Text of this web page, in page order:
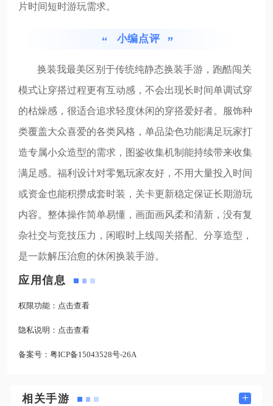
片时间短时游玩需求。
小编点评
换装我最美区别于传统纯静态换装手游，跑酷闯关
模式让穿搭过程更有互动感，不会出现长时间单调试穿
的枯燥感，很适合追求轻度休闲的穿搭爱好者。服饰种
类覆盖大众喜爱的各类风格，单品染色功能满足玩家打
造专属小众造型的需求，图鉴收集机制能持续带来收集
满足感。福利设计对零氪玩家友好，不用大量投入时间
或资金也能积攒成套时装，关卡更新稳定保证长期游玩
内容。整体操作简单易懂，画面画风柔和清新，没有复
杂社交与竞技压力，闲暇时上线闯关搭配、分享造型，
是一款解压治愈的休闲换装手游。
应用信息
权限功能： 点击查看
隐私说明： 点击查看
备案号： 粤ICP备15043528号-26A
相关手游 +